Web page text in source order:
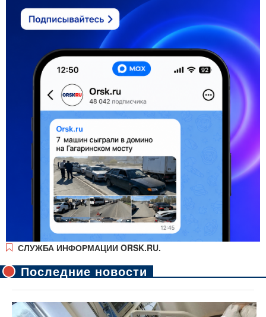
СЛУЖБА ИНФОРМАЦИИ ORSK.RU.
Последние новости